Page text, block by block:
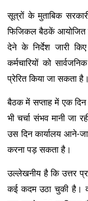
सूत्रों के मुताबिक
फिजिकल बैठकें आयोजित
देने के निर्देश जारी
कर्मचारियों को
प्रेरित किया जा सकता है।
बैठक में सप्ताह में एक
भी चर्चा संभव मानी जा
उस दिन कार्यालय आने-
करना पड़ सकता है।
उल्लेखनीय है कि उत्तर
कई कदम उठा चुकी है।